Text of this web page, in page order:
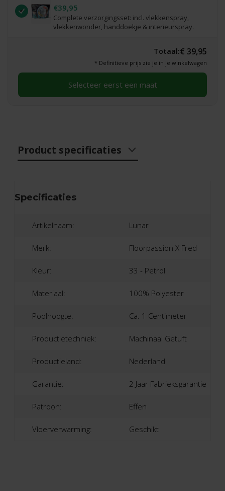
€39,95
Complete verzorgingsset: incl. vlekkenspray,
vlekkenwonder, handdoekje & interieurspray.
Totaal:€ 39,95
* Definitieve prijs zie je in je winkelwagen
Selecteer eerst een maat
Product specificaties
Specificaties
Artikelnaam: Lunar
Merk: Floorpassion X Fred
Kleur: 33 - Petrol
Materiaal: 100% Polyester
Poolhoogte: Ca. 1 Centimeter
Productietechniek: Machinaal Getuft
Productieland: Nederland
Garantie: 2 Jaar Fabrieksgarantie
Patroon: Effen
Vloerverwarming: Geschikt